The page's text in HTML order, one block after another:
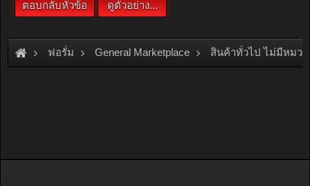
ฟอรั่ม General Marketplace สินค้าทั่วไป ไม่มีหมว